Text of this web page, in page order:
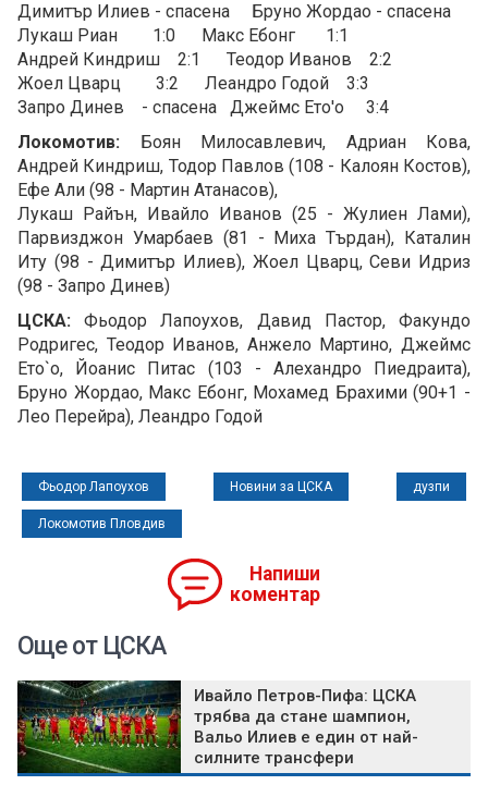
Димитър Илиев - спасена Бруно Жордао - спасена
Лукаш Риан 1:0 Макс Ебонг 1:1
Андрей Киндриш 2:1 Теодор Иванов 2:2
Жоел Цварц 3:2 Леандро Годой 3:3
Запро Динев - спасена Джеймс Ето'о 3:4
Локомотив: Боян Милосавлевич, Адриан Кова,
Андрей Киндриш, Тодор Павлов (108 - Калоян Костов),
Ефе Али (98 - Мартин Атанасов),
Лукаш Райън, Ивайло Иванов (25 - Жулиен Лами),
Парвизджон Умарбаев (81 - Миха Търдан), Каталин
Иту (98 - Димитър Илиев), Жоел Цварц, Севи Идриз
(98 - Запро Динев)
ЦСКА:Фьодор Лапоухов, Давид Пастор, Факундо
Родригес, Теодор Иванов, Анжело Мартино, Джеймс
Ето`о, Йоанис Питас (103 - Алехандро Пиедраита),
Бруно Жордао, Макс Ебонг, Мохамед Брахими (90+1 -
Лео Перейра), Леандро Годой
Фьодор Лапоухов Новини за ЦСКА дузпи
Локомотив Пловдив
Напиши
коментар
Още от ЦСКА
Ивайло Петров-Пифа: ЦСКА
трябва да стане шампион,
Вальо Илиев е един от най-
силните трансфери